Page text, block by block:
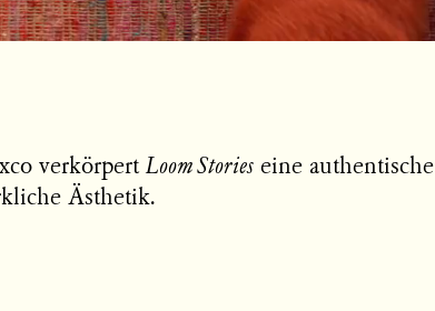
verkörpert Loom Stories eine authentische
Ästhetik.